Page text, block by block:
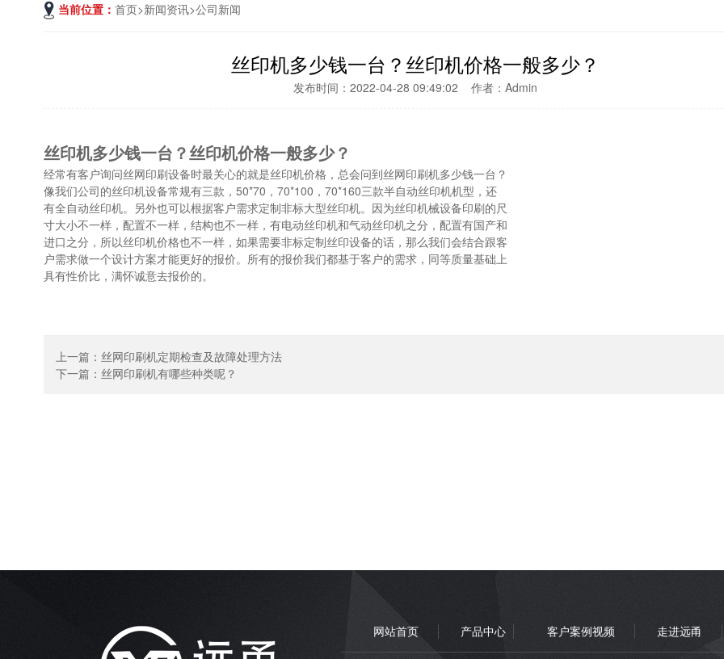
当前位置： 首页>新闻资讯>公司新闻
丝印机多少钱一台？丝印机价格一般多少？
发布时间：2022-04-28 09:49:02 作者：Admin
丝印机多少钱一台？丝印机价格一般多少？
经常有客户询问丝网印刷设备时最关心的就是丝印机价格，总会问到丝网印刷机多少钱一台？
像我们公司的丝印机设备常规有三款，50*70，70*100，70*160三款半自动丝印机机型，还
有全自动丝印机。另外也可以根据客户需求定制非标大型丝印机。因为丝印机械设备印刷的尺
寸大小不一样，配置不一样，结构也不一样，有电动丝印机和气动丝印机之分，配置有国产和
进口之分，所以丝印机价格也不一样，如果需要非标定制丝印设备的话，那么我们会结合跟客
户需求做一个设计方案才能更好的报价。所有的报价我们都基于客户的需求，同等质量基础上
具有性价比，满怀诚意去报价的。
上一篇： 丝网印刷机定期检查及故障处理方法
下一篇： 丝网印刷机有哪些种类呢？
网站首页 产品中心 客户案例视频 走进远甬